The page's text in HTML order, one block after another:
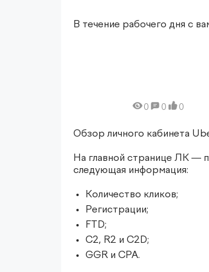
В течение рабочего дня с
0 0 0
Обзор личного кабинета
На главной странице ЛК —
следующая информация:
Количество кликов;
Регистрации;
FTD;
C2, R2 и C2D;
GGR и CPA.